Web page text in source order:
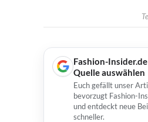
Fashion-
Quelle auswählen
Euch gefällt unser
bevorzugt Fashion-
und entdeckt neue
schneller.